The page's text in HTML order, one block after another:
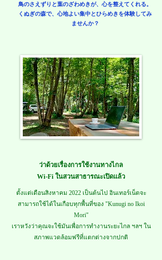
鳥のさえずりと葉のざわめきが、心を整えてくれる。
くぬぎの森で、心地よい集中とひらめきを体験してみ
ませんか？
ว่าด้วยเรื่องการใช้งานทางไกล
Wi-Fi ในสวนสาธารณะเปิดแล้ว
ตั้งแต่เดือนสิงหาคม 2022 เป็นต้นไป อินเทอร์เน็ตจะ
สามารถใช้ได้ในเกือบทุกพื้นที่ของ "Kunugi no Ikoi
Mori"
เราหวังว่าคุณจะใช้มันเพื่อการทำงานระยะไกล ฯลฯ ใน
สภาพแวดล้อมฟรีที่แตกต่างจากปกติ